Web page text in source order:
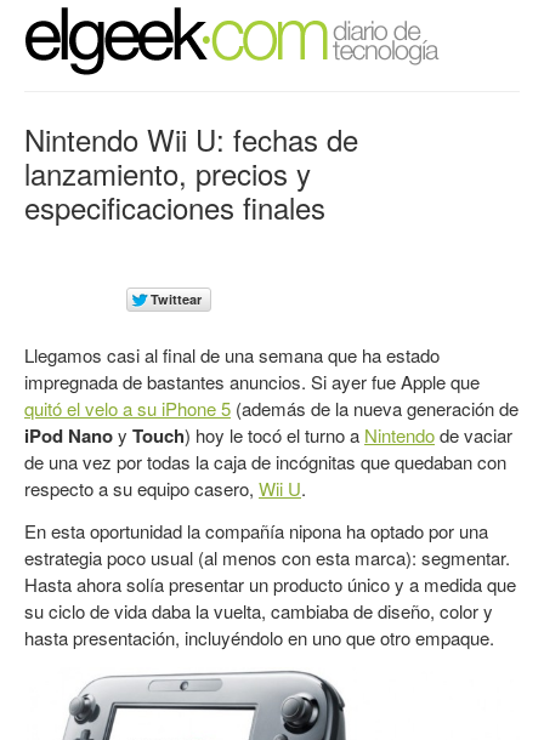
Nintendo Wii U: fechas de
lanzamiento, precios y
especificaciones finales
Llegamos casi al final de una semana que ha estado
impregnada de bastantes anuncios. Si ayer fue Apple que
quitó el velo a su iPhone 5 (además de la nueva generación de
iPod Nanoy Touch) hoy le tocó el turno a Nintendode vaciar
de una vez por todas la caja de incógnitas que quedaban con
respecto a su equipo casero, Wii U.
En esta oportunidad la compañía nipona ha optado por una
estrategia poco usual (al menos con esta marca): segmentar.
Hasta ahora solía presentar un producto único y a medida que
su ciclo de vida daba la vuelta, cambiaba de diseño, color y
hasta presentación, incluyéndolo en uno que otro empaque.